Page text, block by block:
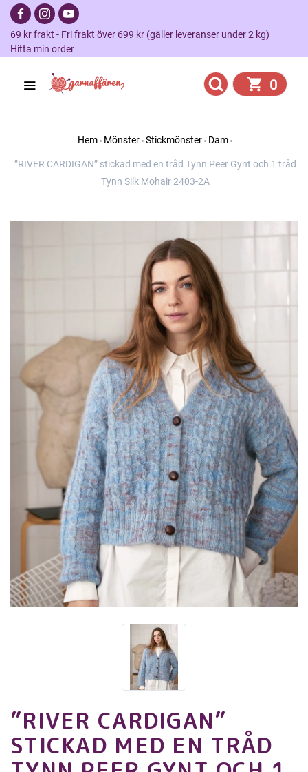
69 kr frakt - Fri frakt över 699 kr (gäller leveranser under 2 kg)
Hitta min order
0
Hem Mönster Stickmönster Dam
”RIVER CARDIGAN” stickad med en tråd Tynn Peer Gynt och 1 tråd
Tynn Silk Mohair 2403-2A
”RIVER CARDIGAN”
STICKAD MED EN TRÅD